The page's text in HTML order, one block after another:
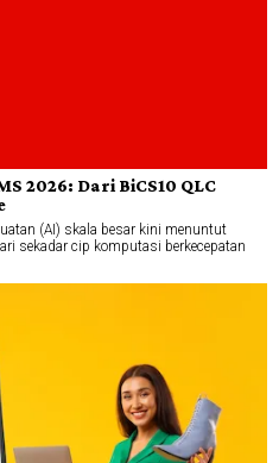
2026: Dari BiCS10 QLC
(AI) skala besar kini menuntut
sekadar cip komputasi berkecepatan